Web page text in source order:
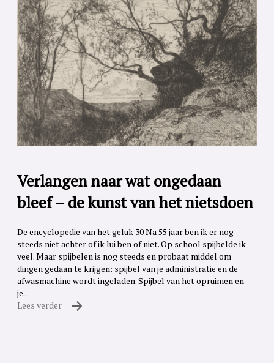
Verlangen naar wat ongedaan
bleef – de kunst van het nietsdoen
De encyclopedie van het geluk 30 Na 55 jaar ben ik er nog
steeds niet achter of ik lui ben of niet. Op school spijbelde ik
veel. Maar spijbelen is nog steeds en probaat middel om
dingen gedaan te krijgen: spijbel van je administratie en de
afwasmachine wordt ingeladen. Spijbel van het opruimen en
je...
Lees verder